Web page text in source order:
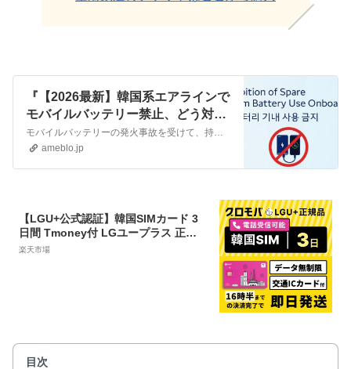
『【2026最新】韓国系エアラインで
モバイルバッテリー禁止、どう対策
する？』
モバイルバッテリーの発火事故を受けて、持ち込みにも制限がかかっていましたが、1月26日からさらに新たなルールが設けられます。韓国旅行でのモバイルバッテリーの持…
ameblo.jp
【LGU+公式認証】韓国SIMカード 3
日間 Tmoney付 LGユープラス 正規
品 データ無制限 通話可能 受信可 国内
楽天市場
目次